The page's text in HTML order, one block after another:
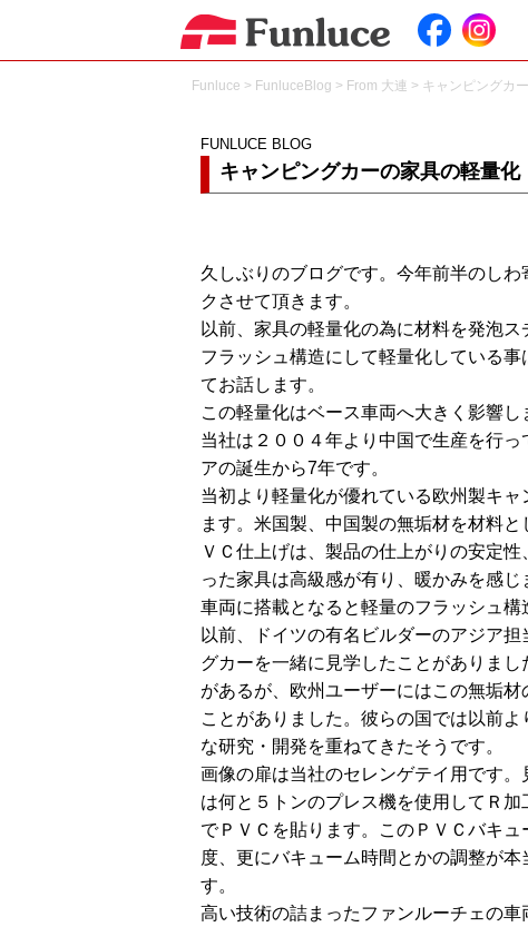
Funluce > FunluceBlog > From 大連 > キャンピングカ
FUNLUCE BLOG
キャンピングカーの家具の軽量化
久しぶりのブログです。今年前半のし
クさせて頂きます。
以前、家具の軽量化の為に材料を発泡
フラッシュ構造にして軽量化している
てお話します。
この軽量化はベース車両へ大きく影響し
当社は２００４年より中国で生産を行
アの誕生から7年です。
当初より軽量化が優れている欧州製キ
ます。米国製、中国製の無垢材を材料
ＶＣ仕上げは、製品の仕上がりの安定
った家具は高級感が有り、暖かみを感
車両に搭載となると軽量のフラッシュ構
以前、ドイツの有名ビルダーのアジア
グカーを一緒に見学したことがありま
があるが、欧州ユーザーにはこの無垢
ことがありました。彼らの国では以前
な研究・開発を重ねてきたそうです。
画像の扉は当社のセレンゲテイ用です
は何と５トンのプレス機を使用してＲ
でＰＶＣを貼ります。このＰＶＣバキ
度、更にバキューム時間とかの調整が
す。
高い技術の詰まったファンルーチェの